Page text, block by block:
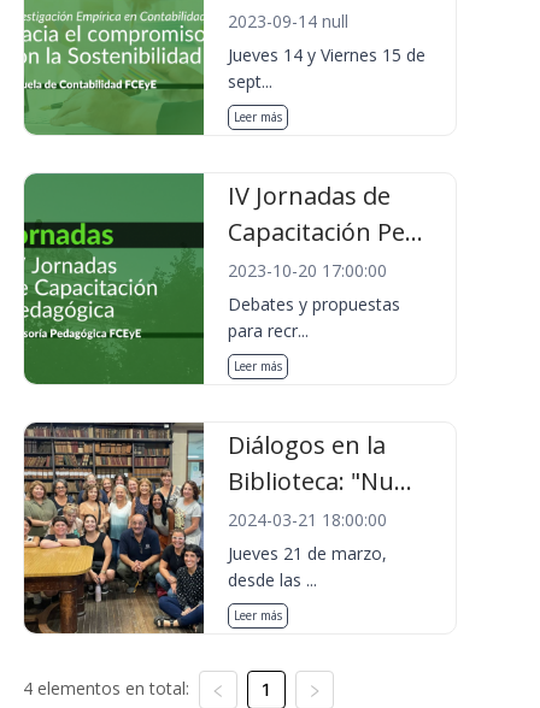
2023-09-14 null
Jueves 14 y Viernes 15 de
sept...
Leer más
IV Jornadas de
Capacitación Pe...
2023-10-20 17:00:00
Debates y propuestas
para recr...
Leer más
Diálogos en la
Biblioteca: "Nu...
2024-03-21 18:00:00
Jueves 21 de marzo,
desde las ...
Leer más
4 elementos en total: 1